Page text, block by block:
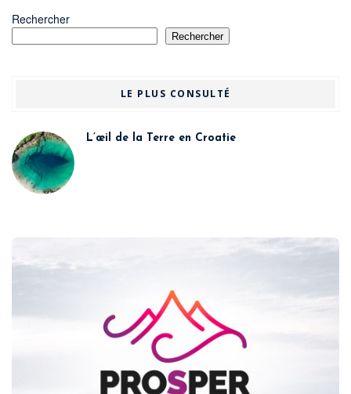
Rechercher
Rechercher
LE PLUS CONSULTÉ
L’œil de la Terre en Croatie